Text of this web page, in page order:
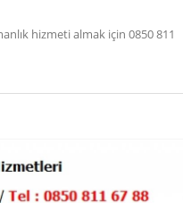
hizmeti almak için 0850 811